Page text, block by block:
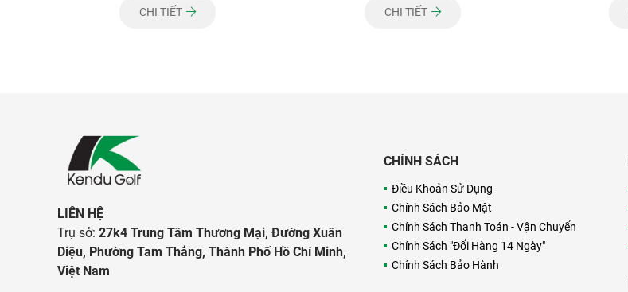
CHI TIẾT CHI TIẾT
LIÊN HỆ
Trụ sở: 27k4 Trung Tâm Thương Mại, Đường Xuân
Diệu, Phường Tam Thắng, Thành Phố Hồ Chí Minh,
Việt Nam
CHÍNH SÁCH
Điều Khoản Sử Dụng
Chính Sách Bảo Mật
Chính Sách Thanh Toán - Vận Chuyển
Chính Sách "Đổi Hàng 14 Ngày"
Chính Sách Bảo Hành